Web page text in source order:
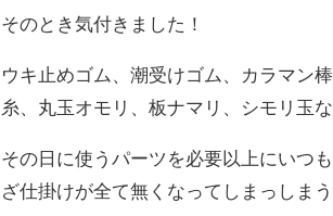
そのとき気付きました！
ウキ止めゴム、潮受けゴム、カラマン
糸、丸玉オモリ、板ナマリ、シモリ玉な
その日に使うパーツを必要以上にいつ
ざ仕掛けが全て無くなってしまっしま